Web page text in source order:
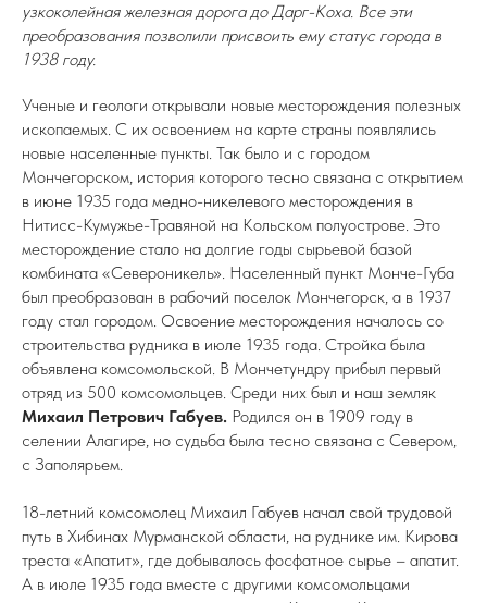
узкоколейная железная дорога до Дарг-Коха. Все эти
преобразования позволили присвоить ему статус города в
1938 году.
Ученые и геологи открывали новые месторождения полезных
ископаемых. С их освоением на карте страны появлялись
новые населенные пункты. Так было и с городом
Мончегорском, история которого тесно связана с открытием
в июне 1935 года медно-никелевого месторождения в
Нитисс-Кумужье-Травяной на Кольском полуострове. Это
месторождение стало на долгие годы сырьевой базой
комбината «Североникель». Населенный пункт Монче-Губа
был преобразован в рабочий поселок Мончегорск, а в 1937
году стал городом. Освоение месторождения началось со
строительства рудника в июле 1935 года. Стройка была
объявлена комсомольской. В Мончетундру прибыл первый
отряд из 500 комсомольцев. Среди них был и наш земляк
Михаил Петрович Габуев. Родился он в 1909 году в
селении Алагире, но судьба была тесно связана с Севером,
с Заполярьем.
18-летний комсомолец Михаил Габуев начал свой трудовой
путь в Хибинах Мурманской области, на руднике им. Кирова
треста «Апатит», где добывалось фосфатное сырье – апатит.
А в июле 1935 года вместе с другими комсомольцами